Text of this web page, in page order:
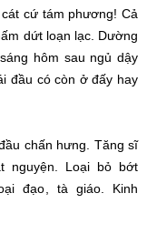
cứ tám phương! Cả
dứt loạn lạc. Dường
hôm sau ngủ dậy
đầu có còn ở đấy hay
chấn hưng . Tăng sĩ
nguyện Loại bỏbớt
đạo tà giáo. Kinh